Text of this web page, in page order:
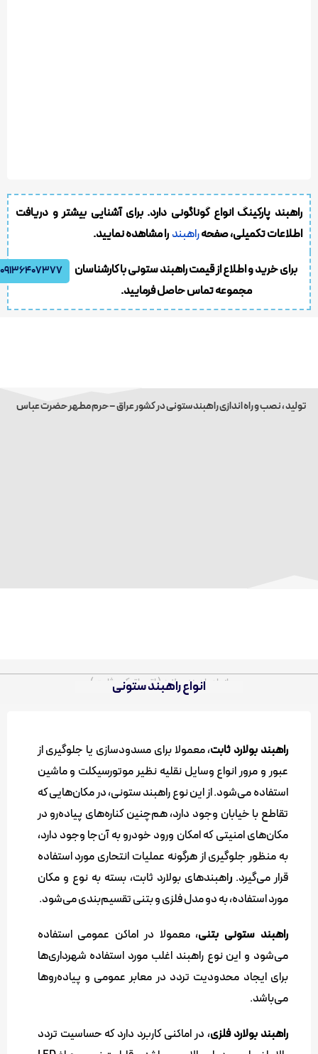
راهبند پارکینگ انواع گوناگونی دارد. برای آشنایی بیشتر و دریافت
اطلاعات تکمیلی، صفحهراهبند را مشاهده نمایید.
برای خرید و اطلاع از قیمت راهبند ستونی با کارشناسان
مجموعه تماس حاصل فرمایید.
09136407377
تولید ، نصب و راه اندازی راهبند ستونی در کشور عراق – حرم مطهر حضرت عباس
انواع راهبند ستونی
انواع راه بند بولارد ( اتوماتیک - ثابت )
راهبند بولارد ثابت، معمولا برای مسدودسازی یا جلوگیری از
عبور و مرور انواع وسایل نقلیه نظیر موتورسیکلت و ماشین
استفاده می‌شود. از این نوع راهبند ستونی، در مکان‌هایی که
تقاطع با خیابان وجود دارد، هم‌چنین کناره‌های پیاده‌رو در
مکان‌های امنیتی که امکان ورود خودرو به آن‌جا وجود دارد،
به منظور جلوگیری از هرگونه عملیات انتحاری مورد استفاده
قرار می‌گیرد. راهبندهای بولارد ثابت، بسته به نوع و مکان‌
مورد استفاده، به دو مدل فلزی و بتنی تقسیم‌بندی می‌شود.
راهبند ستونی بتنی، معمولا در اماکن عمومی استفاده
می‌شود و این نوع راهبند اغلب مورد استفاده شهرداری‌ها
برای ایجاد محدودیت تردد در معابر عمومی و پیاده‌روها
می‌باشد.
راهبند بولارد فلزی، در اماکنی کاربرد دارد که حساسیت تردد